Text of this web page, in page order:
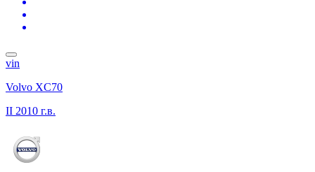
vin
Volvo XC70
II 2010 г.в.